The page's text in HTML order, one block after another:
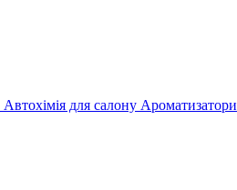
Автохімія для салону Ароматизатори